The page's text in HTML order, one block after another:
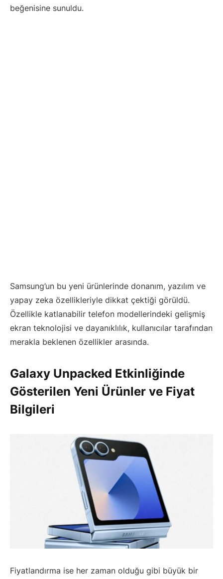
beğenisine sunuldu.
Samsung’un bu yeni ürünlerinde donanım, yazılım ve
yapay zeka özellikleriyle dikkat çektiği görüldü.
Özellikle katlanabilir telefon modellerindeki gelişmiş
ekran teknolojisi ve dayanıklılık, kullanıcılar tarafından
merakla beklenen özellikler arasında.
Galaxy Unpacked Etkinliğinde
Gösterilen Yeni Ürünler ve Fiyat
Bilgileri
Fiyatlandırma ise her zaman olduğu gibi büyük bir